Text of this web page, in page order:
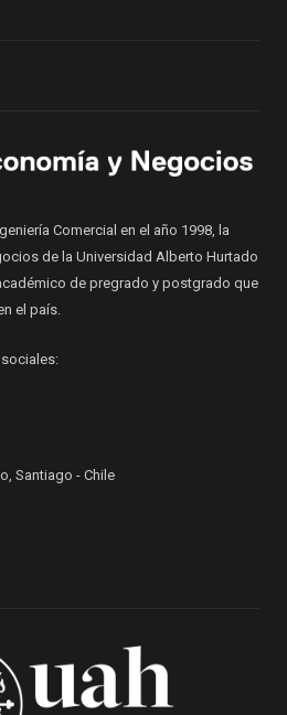
Comercial en el año 1998, la
de la Universidad Alberto Hurtado
de pregrado y postgrado que
el país.
Santiago - Chile